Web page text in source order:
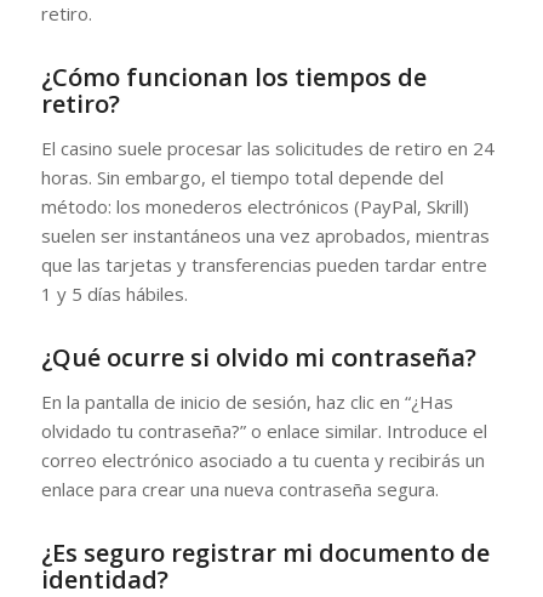
retiro.
¿Cómo funcionan los tiempos de
retiro?
El casino suele procesar las solicitudes de retiro en 24
horas. Sin embargo, el tiempo total depende del
método: los monederos electrónicos (PayPal, Skrill)
suelen ser instantáneos una vez aprobados, mientras
que las tarjetas y transferencias pueden tardar entre
1 y 5 días hábiles.
¿Qué ocurre si olvido mi contraseña?
En la pantalla de inicio de sesión, haz clic en “¿Has
olvidado tu contraseña?” o enlace similar. Introduce el
correo electrónico asociado a tu cuenta y recibirás un
enlace para crear una nueva contraseña segura.
¿Es seguro registrar mi documento de
identidad?